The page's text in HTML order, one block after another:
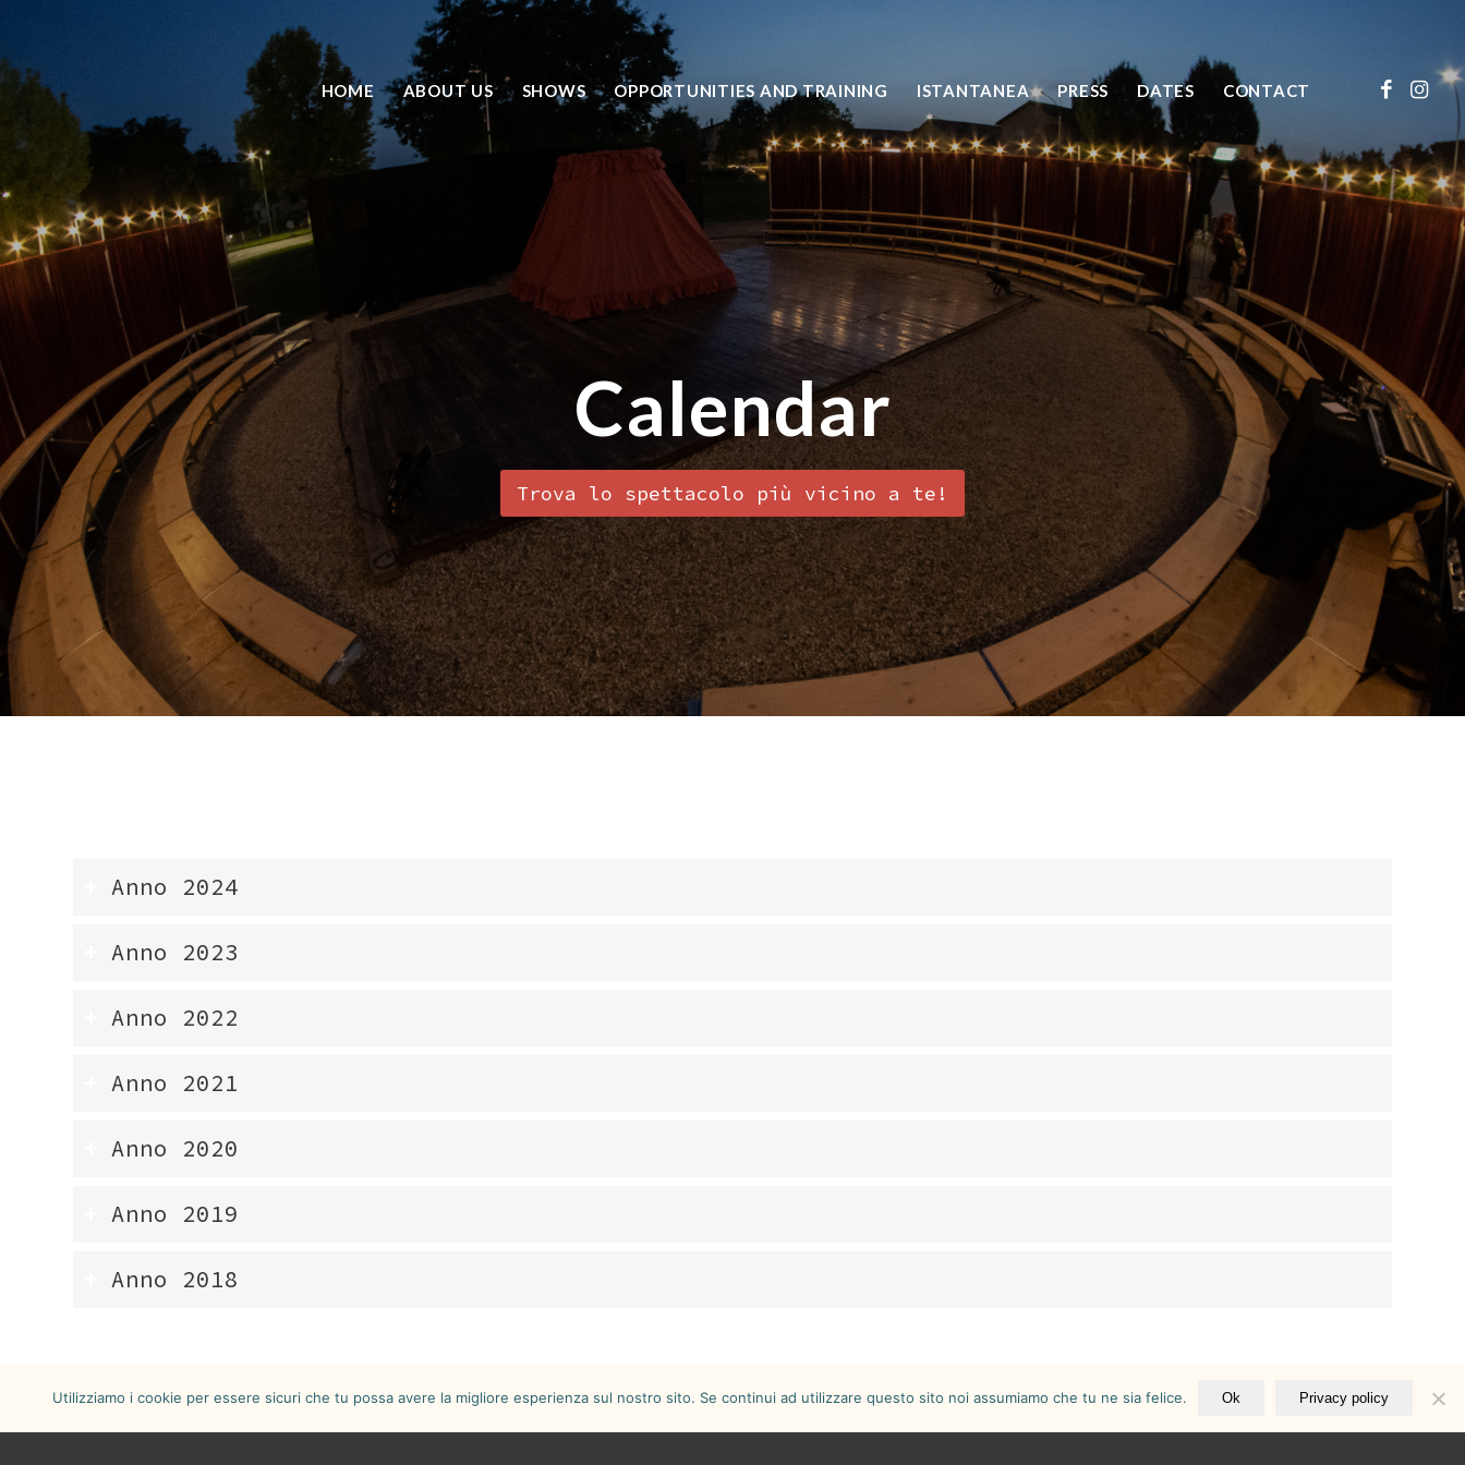
HOME ABOUT US SHOWS OPPORTUNITIES AND TRAINING ISTANTANEA PRESS DATES CONTACT
Calendar
Trova lo spettacolo più vicino a te!
Anno 2024
Anno 2023
Anno 2022
Anno 2021
Anno 2020
Anno 2019
Anno 2018
Utilizziamo i cookie per essere sicuri che tu possa avere la migliore esperienza sul nostro sito. Se continui ad utilizzare questo sito noi assumiamo che tu ne sia felice. Ok Privacy policy